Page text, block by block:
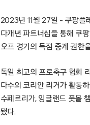
2023년 11월 27일 – 쿠팡플
다개년 파트너십을 통해 쿠
오프 경기의 독점 중계 권한
독일 최고의 프로축구 협회
다수의 코리안 리거가 활동
수페르리가, 잉글랜드 풋볼
됐다.